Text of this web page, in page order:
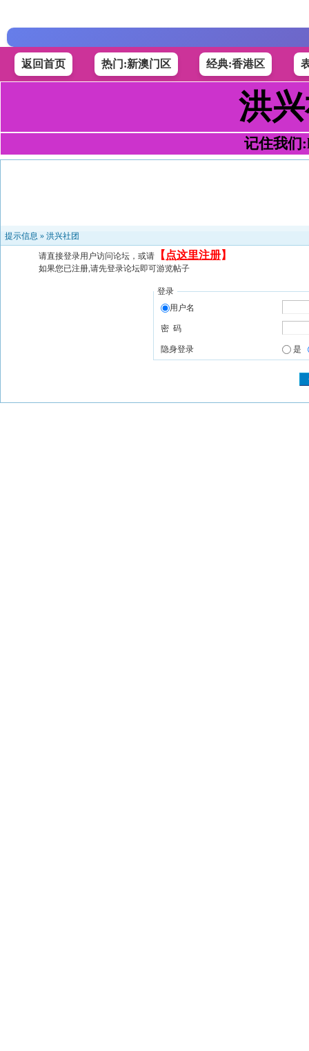
返回首页 热门:新澳门区 经典:香港区
洪
记住我们
提示信息 » 洪兴社团
请直接登录用户访问论坛，或请 【 点这里注册】
如果您已注册,请先登录论坛即可游览帖子
登录
用户名
密 码
隐身登录 是